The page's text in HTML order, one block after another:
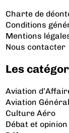
Charte de
Conditions
Mentions
Nous contacter
Les
Aviation
Aviation
Culture Aéro
Débat et opinion